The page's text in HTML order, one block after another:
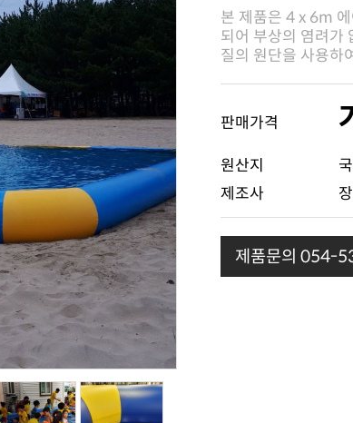
질의 원단을 사용하
판매가격
원산지
제조사
제품문의 054-